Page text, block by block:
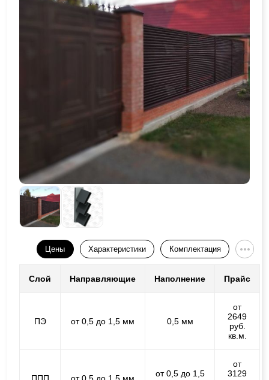
Цены Характеристики Комплектация
Слой Направляющие Наполнение Прайс
ПЭ от 0,5 до 1,5 мм 0,5 мм
от
2649
руб.
кв.м.
от 0,5 до 1,5
от
3129